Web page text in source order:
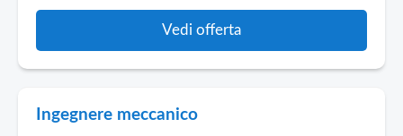
Vedi offerta
Ingegnere meccanico